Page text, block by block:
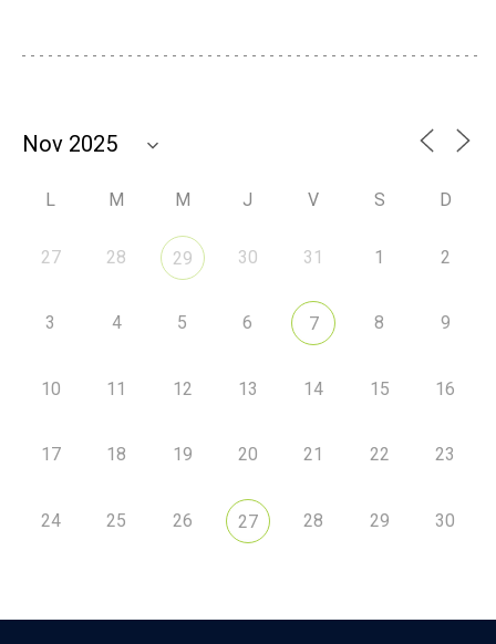
L M M J V S D
27 28 29 30 31 1 2
3 4 5 6 7 8 9
10 11 12 13 14 15 16
17 18 19 20 21 22 23
24 25 26 27 28 29 30